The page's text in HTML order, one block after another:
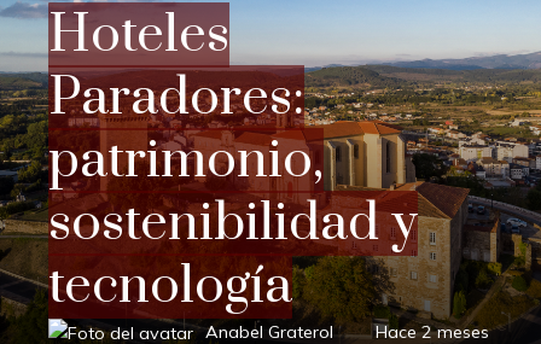
Hoteles
Paradores:
patrimonio,
sostenibilidad y
tecnología
Anabel Graterol Hace 2 meses